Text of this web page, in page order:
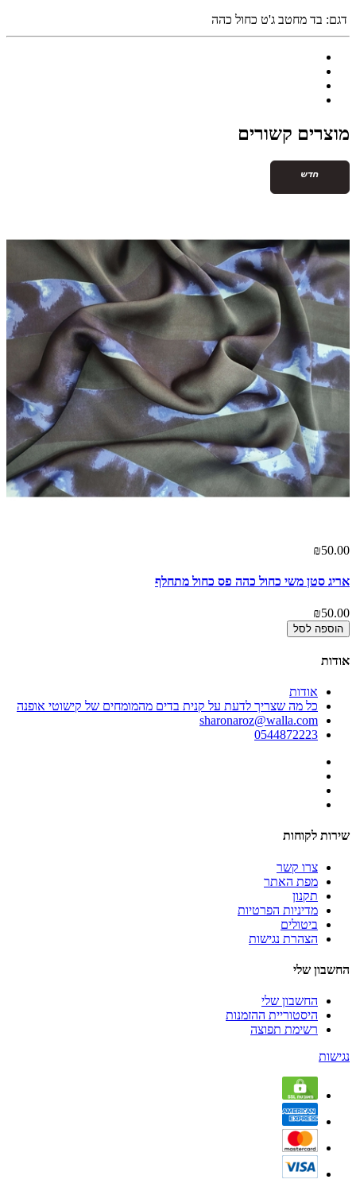
דגם: בד מחטב ג'ט כחול כהה
מוצרים קשורים
₪50.00
אריג סטן משי כחול כהה פס כחול מתחלף
₪50.00
הוספה לסל
אודות
אודות
כל מה שצריך לדעת על קנית בדים מהמומחים של קישוטי אופנה
sharonaroz@walla.com
0544872223
שירות לקוחות
צרו קשר
מפת האתר
תקנון
מדיניות הפרטיות
ביטולים
הצהרת נגישות
החשבון שלי
החשבון שלי
היסטוריית ההזמנות
רשימת תפוצה
נגישות